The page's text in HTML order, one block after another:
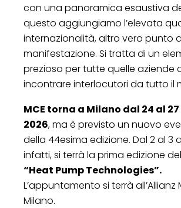
con una panoramica esaustiva
questo aggiungiamo l’elevata
internazionalità, altro vero punto
manifestazione. Si tratta di un
prezioso per tutte quelle aziende
incontrare interlocutori da tutto il
MCE torna a Milano dal 24 al
2026, ma è previsto un nuovo
della 44esima edizione. Dal 2 al 3
infatti, si terrà la prima edizione
“Heat Pump Technologies”.
L’appuntamento si terrà all’Allianz
Milano.